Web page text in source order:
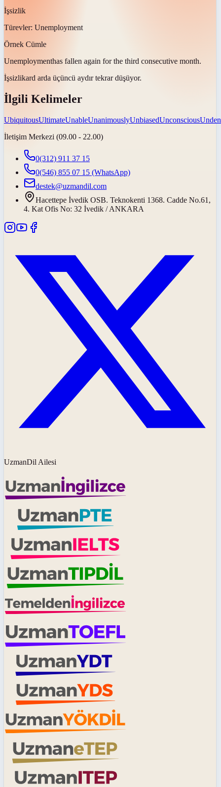
İşsizlik
Türevler: Unemployment
Örnek Cümle
Unemploymenthas fallen again for the third consecutive month.
İşsizlikard arda üçüncü aydır tekrar düşüyor.
İlgili Kelimeler
UbiquitousUltimateUnableUnanimouslyUnbiasedUnconscious
İletişim Merkezi (09.00 - 22.00)
0(312) 911 37 15
0(546) 855 07 15 (WhatsApp)
destek@uzmandil.com
Hacettepe İvedik OSB. Teknokenti 1368. Cadde No.61,
4. Kat Ofis No: 32 İvedik / ANKARA
UzmanDil Ailesi